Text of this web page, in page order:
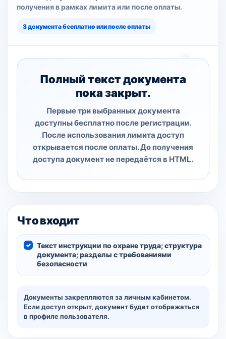
получения в рамках лимита или после оплаты.
3 документа бесплатно или после оплаты
Полный текст документа
пока закрыт.
Первые три выбранных документа
доступны бесплатно после регистрации.
После использования лимита доступ
открывается после оплаты. До получения
доступа документ не передаётся в HTML.
Что входит
Текст инструкции по охране труда; структура
документа; разделы с требованиями
безопасности
Документы закрепляются за личным кабинетом.
Если доступ открыт, документ будет отображаться
в профиле пользователя.